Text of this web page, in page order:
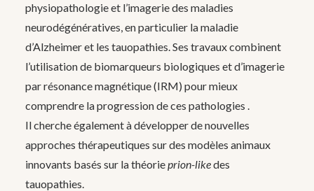
physiopathologie et l’imagerie des maladies
neurodégénératives, en particulier la maladie
d’Alzheimer et les tauopathies. Ses travaux combinent
l’utilisation de biomarqueurs biologiques et d’imagerie
par résonance magnétique (IRM) pour mieux
comprendre la progression de ces pathologies .
Il cherche également à développer de nouvelles
approches thérapeutiques sur des modèles animaux
innovants basés sur la théorieprion-likedes
tauopathies.